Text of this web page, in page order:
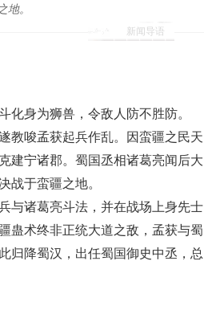
新闻导语
地。
身为狮兽，令敌人防不胜防。
唆孟获起兵作乱。因蛮疆之民天
建宁诸郡。蜀国丞相诸葛亮闻后大
战于蛮疆之地。
与诸葛亮斗法，并在战场上身先士
蛊术终非正统大道之敌，孟获与蜀
归降蜀汉，出任蜀国御史中丞，总